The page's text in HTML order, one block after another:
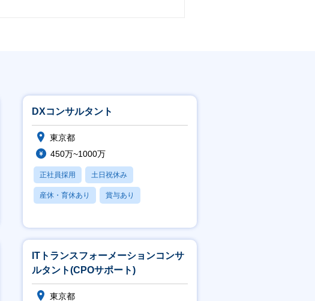
DXコンサルタント
東京都
450万~1000万
正社員採用 土日祝休み
産休・育休あり 賞与あり
ITトランスフォーメーションコンサ
ルタント(CPOサポート)
東京都